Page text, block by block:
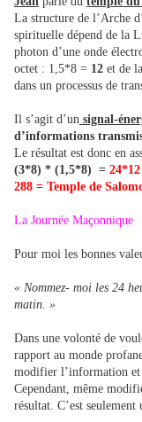
La structure de l’Arche
spirituelle dépend de la
photon d’une onde
octet : 1,5*8 = 12 et de
dans un processus de
Il s’agit d’un signal-
d’informations
Le résultat est donc en
(3*8) * (1,5*8) = 24*12
288 = Temple de
La Journée Maçonnique
Pour moi les bonnes
« Nommez- moi les 24
matin. »
Dans une volonté de
rapport au monde
modifier l’information et
Cependant, même
résultat. C’est